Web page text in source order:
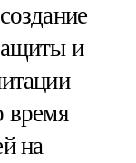
и
время
на